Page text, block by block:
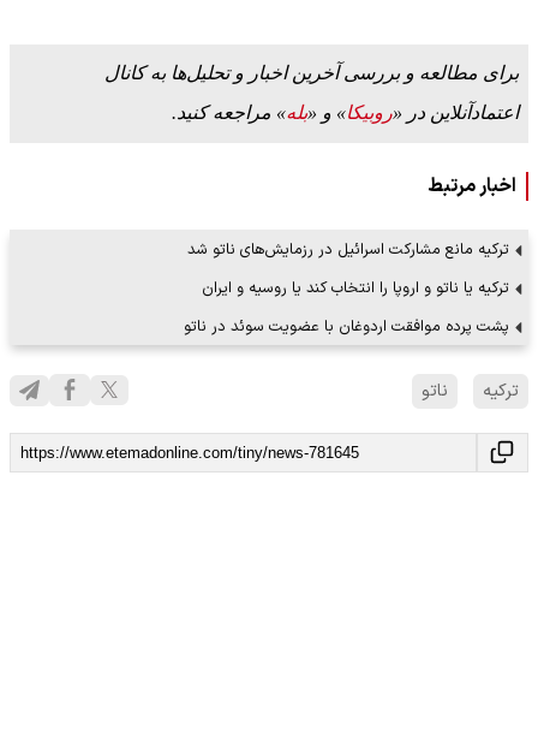
برای مطالعه و بررسی آخرین اخبار و تحلیل‌ها به کانال
اعتمادآنلاین در «روبیکا» و «بله» مراجعه کنید.
اخبار مرتبط
ترکیه مانع مشارکت اسرائیل در رزمایش‌های ناتو شد
ترکیه یا ناتو و اروپا را انتخاب کند یا روسیه و ایران
پشت پرده موافقت اردوغان با عضویت سوئد در ناتو
ترکیه ناتو